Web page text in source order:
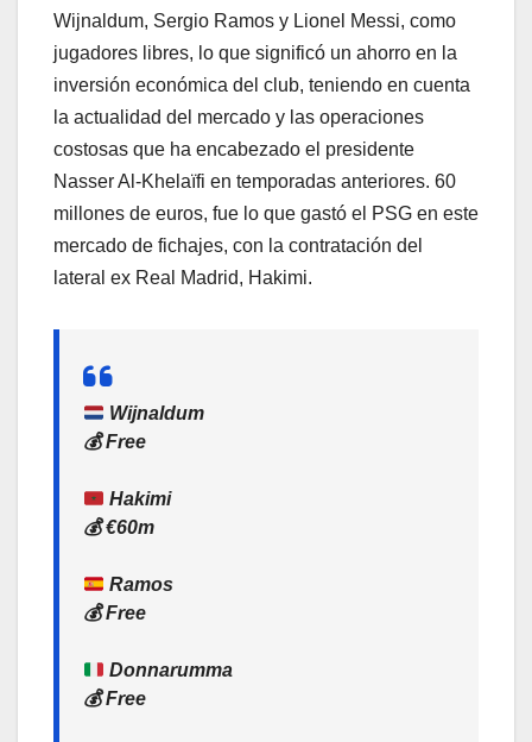
Wijnaldum, Sergio Ramos y Lionel Messi, como
jugadores libres, lo que significó un ahorro en la
inversión económica del club, teniendo en cuenta
la actualidad del mercado y las operaciones
costosas que ha encabezado el presidente
Nasser Al-Khelaïfi en temporadas anteriores. 60
millones de euros, fue lo que gastó el PSG en este
mercado de fichajes, con la contratación del
lateral ex Real Madrid, Hakimi.
Wijnaldum
💰 Free
Hakimi
💰 €60m
Ramos
💰 Free
Donnarumma
💰 Free